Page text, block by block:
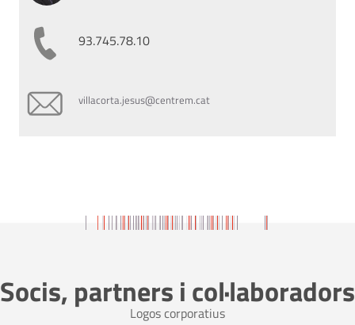
93.745.78.10
villacorta.jesus@centrem.cat
Socis, partners i col·laboradors
Logos corporatius